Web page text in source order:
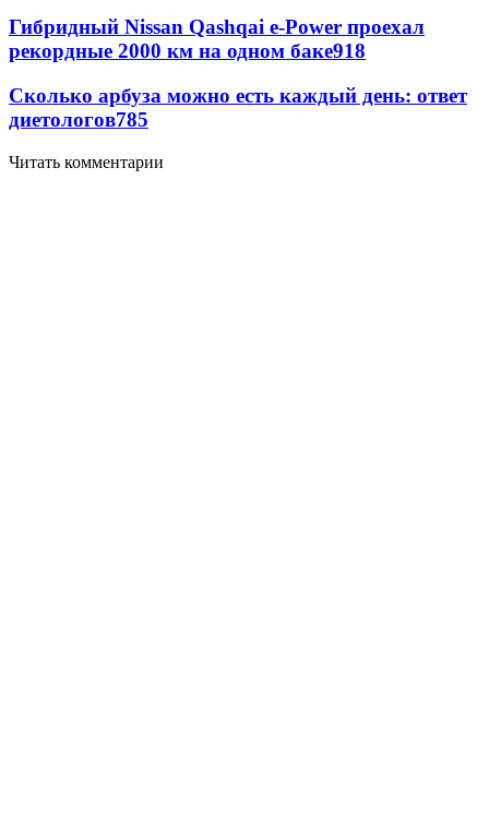
Гибридный Nissan Qashqai e-Power проехал
рекордные 2000 км на одном баке918
Сколько арбуза можно есть каждый день: ответ
диетологов785
Читать комментарии